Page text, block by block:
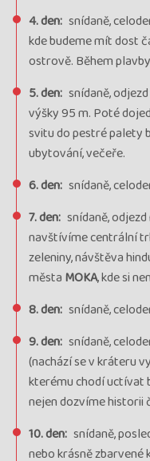
4. den: snídaně,
kde budeme mít dost
ostrově. Během
5. den: snídaně,
výšky 95 m. Poté
svitu do pestré palety
ubytování, večeře.
6. den: snídaně,
7. den: snídaně,
navštívíme centrální
zeleniny, návštěva
města MOKA, kde si
8. den: snídaně,
9. den: snídaně,
(nachází se v kráteru
kterému chodí uctívat
nejen dozvíme historii
10. den: snídaně,
nebo krásně zbarvené